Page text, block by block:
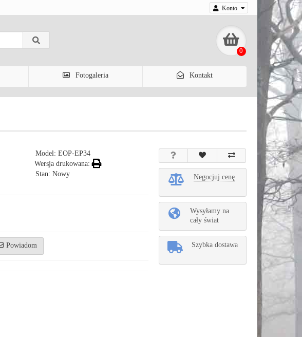
Konto
0
Fotogaleria Kontakt
Model:EOP-EP34
Wersja drukowana:
Stan: Nowy
Powiadom
Negocjuj cenę
Wysyłamy na
cały świat
Szybka dostawa